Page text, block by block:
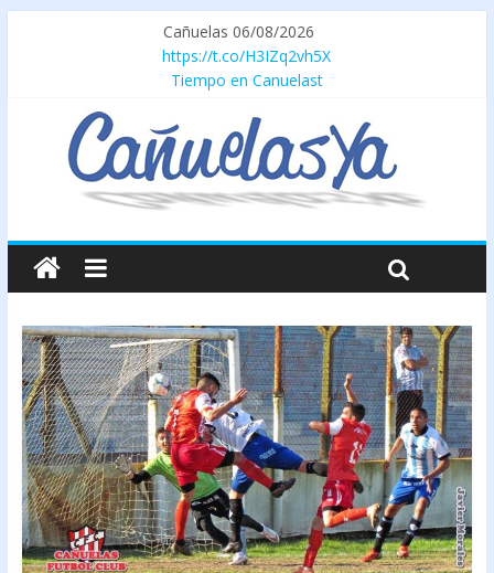
Cañuelas 06/08/2026
https://t.co/H3IZq2vh5X
Tiempo en Canuelast